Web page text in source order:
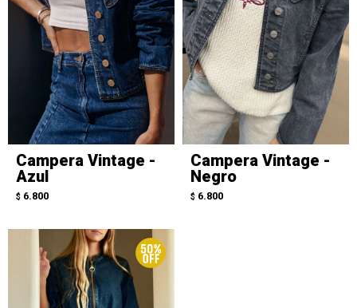
Campera Vintage -
Azul
$ 6.800
Campera Vintage -
Negro
$ 6.800